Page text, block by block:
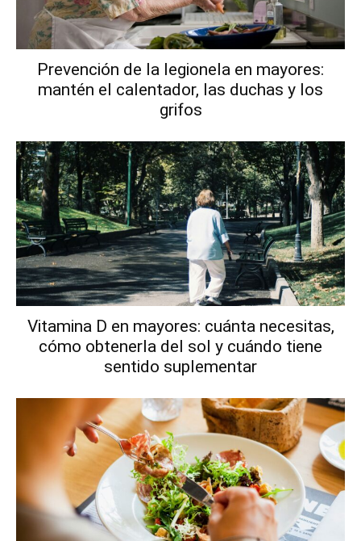
Prevención de la legionela en mayores:
mantén el calentador, las duchas y los
grifos
Vitamina D en mayores: cuánta necesitas,
cómo obtenerla del sol y cuándo tiene
sentido suplementar